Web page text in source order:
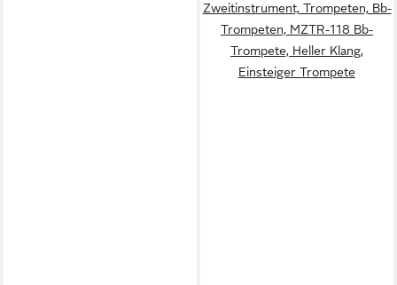
Zweitinstrument, Trompeten, Bb-
Trompeten, MZTR-118 Bb-
Trompete, Heller Klang,
Einsteiger Trompete